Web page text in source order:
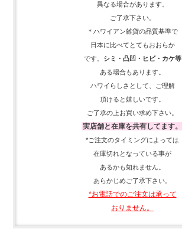
異なる場合があります。
ご了承下さい。
＊ハワイアン雑貨の品質基準で
日本に比べてとてもおおらか
です。
シミ・凸凹・ヒビ・カケ等
ある場合もあります。
ハワイらしさとして、
ご理解
頂ける と嬉しいです。
ご了承の上お買い求め下さい。
実店舗と在庫を共有してます。
*ご注文のタイミングによっては
在庫切れとなっている事が
あるかも知れません。
あらかじめご了承下さい。
*お電話でのご注文は承って
おりません。